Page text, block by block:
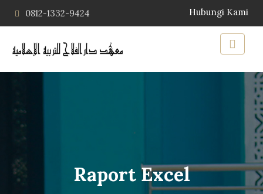
0812-1332-9424 Hubungi Kami
Raport Excel